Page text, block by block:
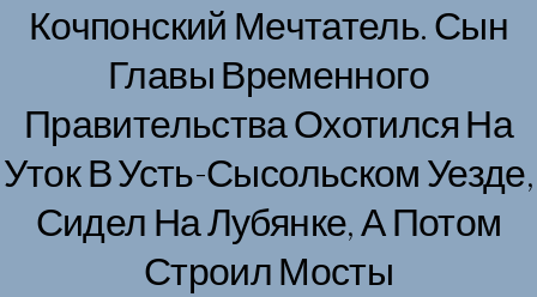
Кочпонский Мечтатель. Сын
Главы Временного
Правительства Охотился На
Уток В Усть-Сысольском Уезде,
Сидел На Лубянке, А Потом
Строил Мосты